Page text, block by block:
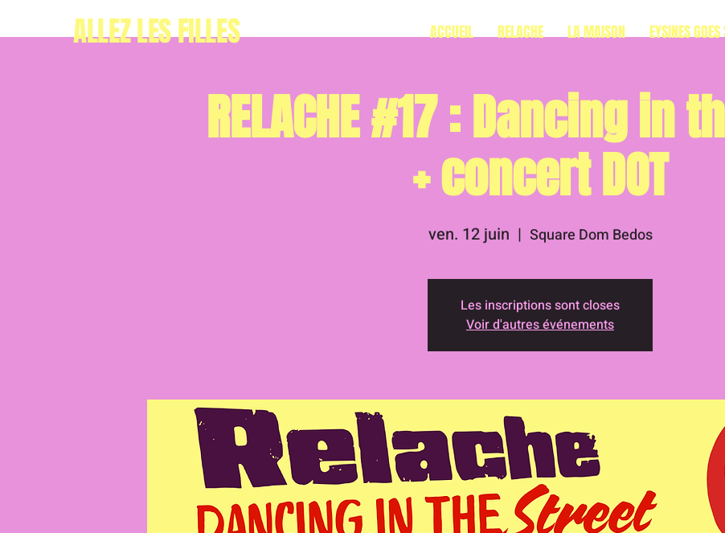
ALLEZ LES FILLES ACCUEIL RELACHE LA MAISON EYSINES
RELACHE #17 : Dancing in
+ concert DOT
ven. 12 juin
  |
Square Dom Bedos
Les inscriptions sont closes
Voir d'autres événements